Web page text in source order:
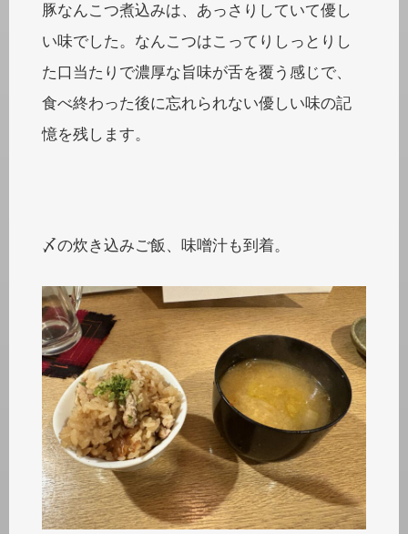
豚なんこつ煮込みは、あっさりしていて優し
い味でした。なんこつはこってりしっとりし
た口当たりで濃厚な旨味が舌を覆う感じで、
食べ終わった後に忘れられない優しい味の記
憶を残します。
〆の炊き込みご飯、味噌汁も到着。